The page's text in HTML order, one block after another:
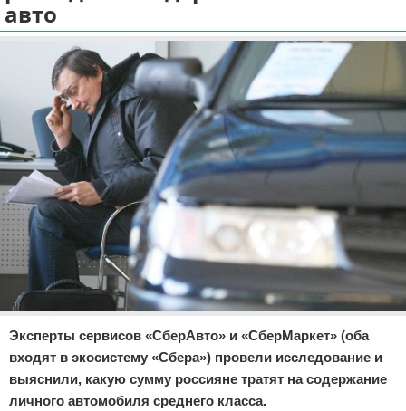
Экономика
Разное
Отказ от ответственности
авто
Эксперты сервисов «СберАвто» и «СберМаркет» (оба
входят в экосистему «Сбера») провели исследование и
выяснили, какую сумму россияне тратят на содержание
личного автомобиля среднего класса.